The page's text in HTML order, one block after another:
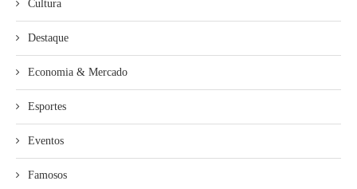
Cultura
Destaque
Economia & Mercado
Esportes
Eventos
Famosos